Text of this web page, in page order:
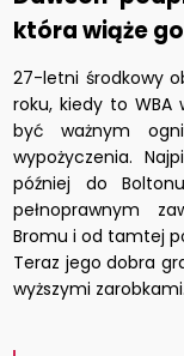
która wiąże
27-letni środkowy
roku, kiedy to WBA
być ważnym
wypożyczenia.
później do
pełnoprawnym
Bromu i od tamtej
Teraz jego dobra
wyższymi zarobkami.